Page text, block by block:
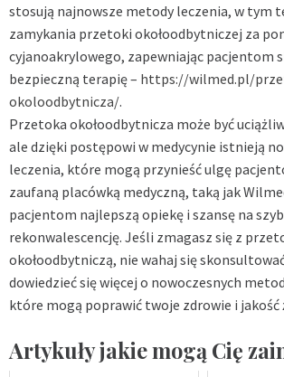
stosują najnowsze metody leczenia, w tym
zamykania przetoki okołoodbytniczej za
cyjanoakrylowego, zapewniając pacjentom
bezpieczną terapię – https://wilmed.pl/
okoloodbytnicza/.
Przetoka okołoodbytnicza może być
ale dzięki postępowi w medycynie istnieją
leczenia, które mogą przynieść ulgę
zaufaną placówką medyczną, taką jak
pacjentom najlepszą opiekę i szansę na
rekonwalescencję. Jeśli zmagasz się z
okołoodbytniczą, nie wahaj się
dowiedzieć się więcej o nowoczesnych
które mogą poprawić twoje zdrowie i jakość
Artykuły jakie mogą Cię